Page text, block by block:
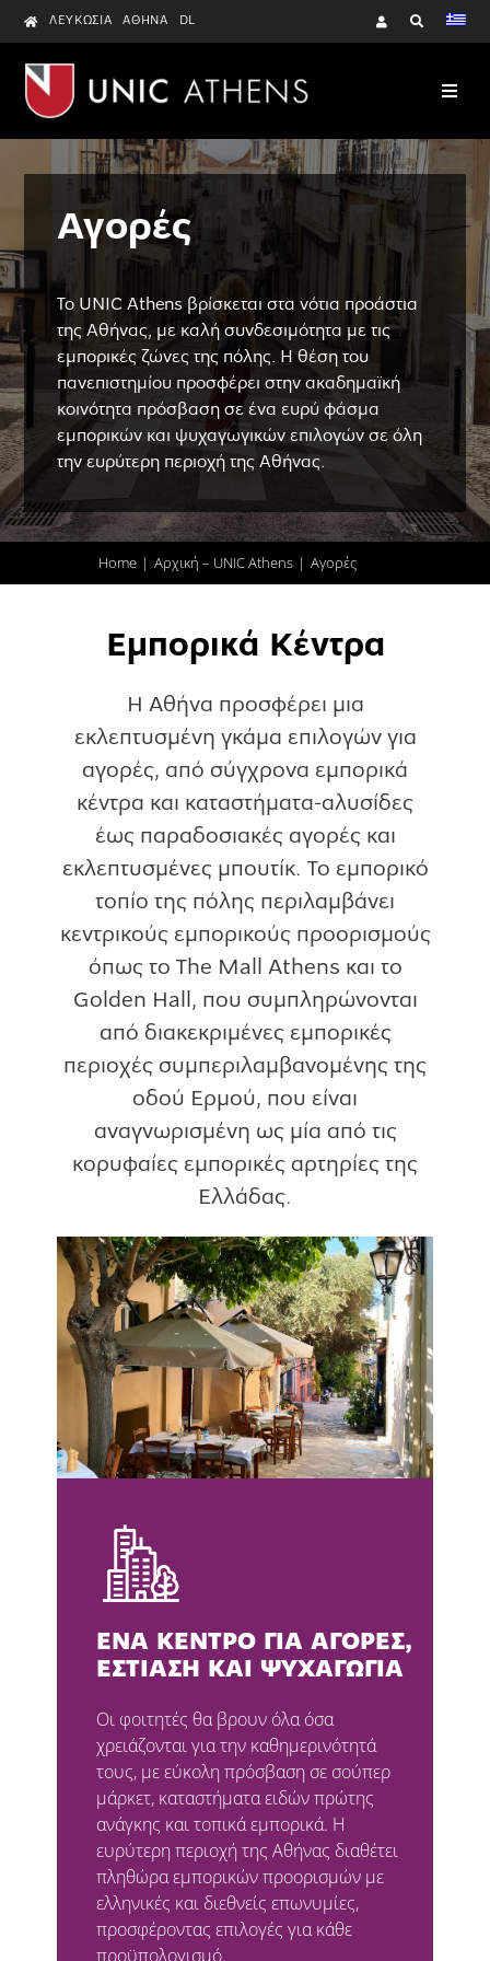
Skip
to
content
ΛΕΥΚΩΣΊΑ ΑΘΉΝΑ DL
Αγορές
Το UNIC Athens βρίσκεται στα νότια προάστια
της Αθήνας, με καλή συνδεσιμότητα με τις
εμπορικές ζώνες της πόλης. Η θέση του
πανεπιστημίου προσφέρει στην ακαδημαϊκή
κοινότητα πρόσβαση σε ένα ευρύ φάσμα
εμπορικών και ψυχαγωγικών επιλογών σε όλη
την ευρύτερη περιοχή της Αθήνας.
Home Αρχική – UNIC Athens Αγορές
Εμπορικά Κέντρα
Η Αθήνα προσφέρει μια
εκλεπτυσμένη γκάμα επιλογών για
αγορές, από σύγχρονα εμπορικά
κέντρα και καταστήματα-αλυσίδες
έως παραδοσιακές αγορές και
εκλεπτυσμένες μπουτίκ. Το εμπορικό
τοπίο της πόλης περιλαμβάνει
κεντρικούς εμπορικούς προορισμούς
όπως το The Mall Athens και το
Golden Hall, που συμπληρώνονται
από διακεκριμένες εμπορικές
περιοχές συμπεριλαμβανομένης της
οδού Ερμού, που είναι
αναγνωρισμένη ως μία από τις
κορυφαίες εμπορικές αρτηρίες της
Ελλάδας.
ΈΝΑ ΚΈΝΤΡΟ ΓΙΑ ΑΓΟΡΈΣ,
ΕΣΤΊΑΣΗ ΚΑΙ ΨΥΧΑΓΩΓΊΑ
Οι φοιτητές θα βρουν όλα όσα
χρειάζονται για την καθημερινότητά
τους, με εύκολη πρόσβαση σε σούπερ
μάρκετ, καταστήματα ειδών πρώτης
ανάγκης και τοπικά εμπορικά. Η
ευρύτερη περιοχή της Αθήνας διαθέτει
πληθώρα εμπορικών προορισμών με
ελληνικές και διεθνείς επωνυμίες,
προσφέροντας επιλογές για κάθε
προϋπολογισμό.